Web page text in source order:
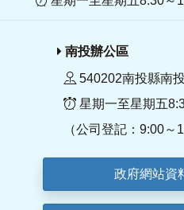
南投辦公區
540202南投縣南
星期一至星期五
（公司登記：9:00～
政府網站資